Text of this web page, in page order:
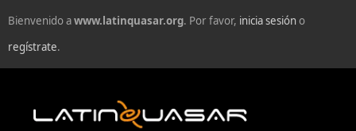
Bienvenido awww.latinquasar.org. Por favor, inicia sesióno
regístrate.